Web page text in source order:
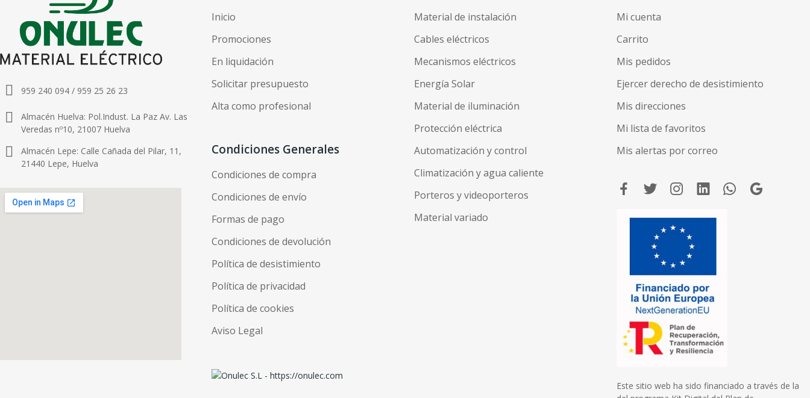
959 240 094 / 959 25 26 23
Almacén Huelva: Pol.Indust. La Paz Av. Las
Veredas nº10, 21007 Huelva
Almacén Lepe: Calle Cañada del Pilar, 11,
21440 Lepe, Huelva
Inicio
Promociones
En liquidación
Solicitar presupuesto
Alta como profesional
Condiciones Generales
Condiciones de compra
Condiciones de envío
Formas de pago
Condiciones de devolución
Política de desistimiento
Política de privacidad
Política de cookies
Aviso Legal
Material de instalación
Cables eléctricos
Mecanismos eléctricos
Energía Solar
Material de iluminación
Protección eléctrica
Automatización y control
Climatización y agua caliente
Porteros y videoporteros
Material variado
Mi cuenta
Carrito
Mis pedidos
Ejercer derecho de desistimiento
Mis direcciones
Mi lista de favoritos
Mis alertas por correo
Este sitio web ha sido financiado a través de la